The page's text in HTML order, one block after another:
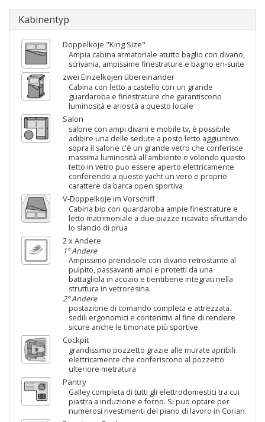
Kabinentyp
Doppelkoje "King Size"
Ampia cabina armatoriale atutto baglio con divano,
scrivania, ampissime finestrature e bagno en-suite
zwei Einzelkojen übereinander
Cabina con letto a castello con un grande
guardaroba e finestrature che garantiscono
luminosità e ariosità a questo locale
Salon
salone con ampi divani e mobile tv, è possibile
adibire una delle sedute a posto letto aggiuntivo.
sopra il salone c'è un grande vetro che conferisce
massima luminosità all'ambiente e volendo questo
tetto in vetro puo essere aperto elettricamente
conferendo a questo yacht un vero e proprio
carattere da barca open sportiva
V-Doppelkoje im Vorschiff
Cabina bip con quardaroba ampie finestrature e
letto matrimoniale a due piazze ricavato sfruttando
lo slancio di prua
2 x Andere
1° Andere
Ampissimo prendisole con divano retrostante al
pulpito, passavanti ampi e protetti da una
battagliola in acciaio e tientibene integrati nella
struttura in vetroresina.
2° Andere
postazione di comando completa e attrezzata.
sedili ergonomici e contenitivi al fine di rendere
sicure anche le timonate più sportive.
Cockpit
grandissimo pozzetto grazie alle murate apribili
elettricamente che conferiscono al pozzetto
ulteriore metratura
Pantry
Galley completa di tutti gli elettrodomestici tra cui
piastra a induzione e forno. Si puo optare per
numerosi rivestimenti del piano di lavoro in Corian.